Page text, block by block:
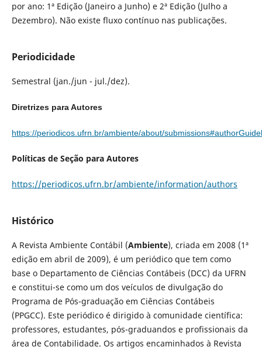
por ano: 1ª Edição (Janeiro a Junho) e 2ª Edição (Julho a
Dezembro). Não existe fluxo contínuo nas publicações.
Periodicidade
Semestral (jan./jun - jul./dez).
Diretrizes para Autores
https://periodicos.ufrn.br/ambiente/about/
Políticas de Seção para Autores
https://periodicos.ufrn.br/ambiente/information/authors
Histórico
A Revista Ambiente Contábil (Ambiente), criada em 2008 (1ª
edição em abril de 2009), é um periódico que tem como
base o Departamento de Ciências Contábeis (DCC) da UFRN
e constitui-se como um dos veículos de divulgação do
Programa de Pós-graduação em Ciências Contábeis
(PPGCC). Este periódico é dirigido à comunidade científica:
professores, estudantes, pós-graduandos e profissionais da
área de Contabilidade. Os artigos encaminhados à Revista